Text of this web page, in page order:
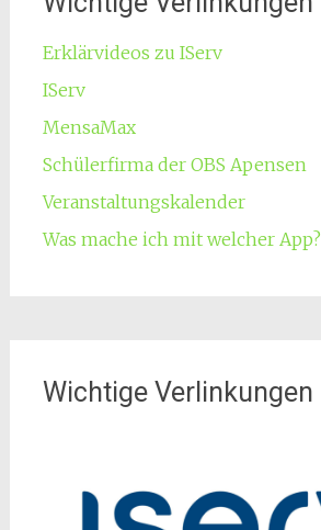
Erklärvideos zu IServ
IServ
MensaMax
Schülerfirma der OBS Apensen
Veranstaltungskalender
Was mache ich mit welcher App?
Wichtige Verlinkungen